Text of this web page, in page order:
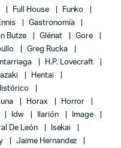
Full House
Funko
Gastronomía
Butze Glénat
Gore
Greg Rucka
H.P. Lovecraft
Hentai
Horax
Horror
Idw Ilarión
Image
De León
Isekai
Jaime Hernandez